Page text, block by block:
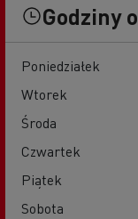
Godziny
Poniedziałek
Wtorek
Środa
Czwartek
Piątek
Sobota